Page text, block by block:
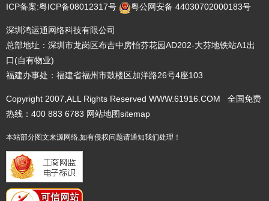
ICP备案:粤ICP备08012317号 粤公网安备 44030702000183号
深圳鸿运通网络科技有限公司
总部地址：深圳市龙岗区布吉中房怡芬花园AD202-大芬地铁站A1出
口(自有物业)
福建办事处：福建省福州市鼓楼区加洋路26号4座103
Copyright 2007,ALL Rights Reserved WWW.61916.COM 全国免费
热线：400 883 6783 网站地图sitemap
本站部分图文来源网络,如有侵权问题请通知我们处理！